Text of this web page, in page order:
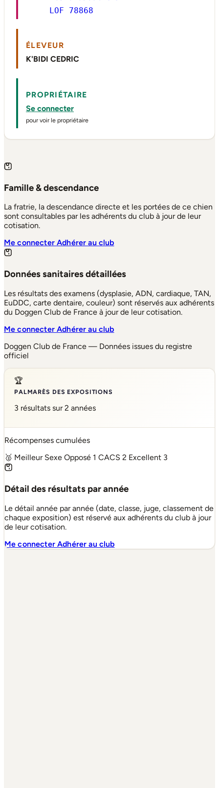
LOF 78868
ÉLEVEUR
K'BIDI CEDRIC
PROPRIÉTAIRE
Se connecter
pour voir le propriétaire
Famille & descendance
La fratrie, la descendance directe et les portées de ce chien
sont consultables par les adhérents du club à jour de leur
cotisation.
Me connecterAdhérer au club
Données sanitaires détaillées
Les résultats des examens (dysplasie, ADN, cardiaque, TAN,
EuDDC, carte dentaire, couleur) sont réservés aux adhérents
du Doggen Club de France à jour de leur cotisation.
Me connecterAdhérer au club
Doggen Club de France — Données issues du registre
officiel
🏆
PALMARÈS DES EXPOSITIONS
3 résultats sur 2 années
Récompenses cumulées
🥈 Meilleur Sexe Opposé 1 CACS 2 Excellent 3
Détail des résultats par année
Le détail année par année (date, classe, juge, classement de
chaque exposition) est réservé aux adhérents du club à jour
de leur cotisation.
Me connecterAdhérer au club